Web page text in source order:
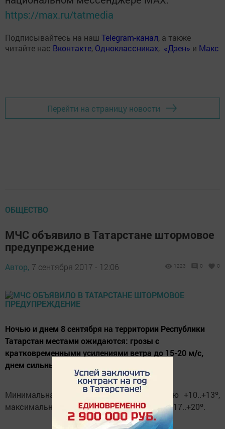
https://max.ru/tatmedia
Подписывайтесь на наш Telegram-канал, а также
читайте нас Вконтакте, Одноклассниках, «Дзен» и Макс
Перейти на страницу новости
ОБЩЕСТВО
МЧС объявило в Татарстане штормовое
предупреждение
Автор, 7 сентября 2017 - 12:06 1223 0 0
Ночью и днем 8 сентября на территории Республики
Татарстан местами ожидаются: грозы с
кратковременными усилениями ветра до 15-20 м/с,
днем сильный дождь, локально град.
Минимальная температура воздуха ночью +10..+13º,
максимальная температура воздуха днем +17..+20º.